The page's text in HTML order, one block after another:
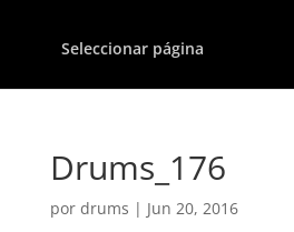
Seleccionar página
Drums_176
por drums | Jun 20, 2016